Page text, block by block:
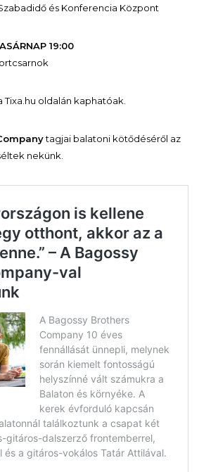
és Konferencia Központ
19:00
oldalán kaphatóak.
tagjai balatoni kötődéséről az
nekünk.